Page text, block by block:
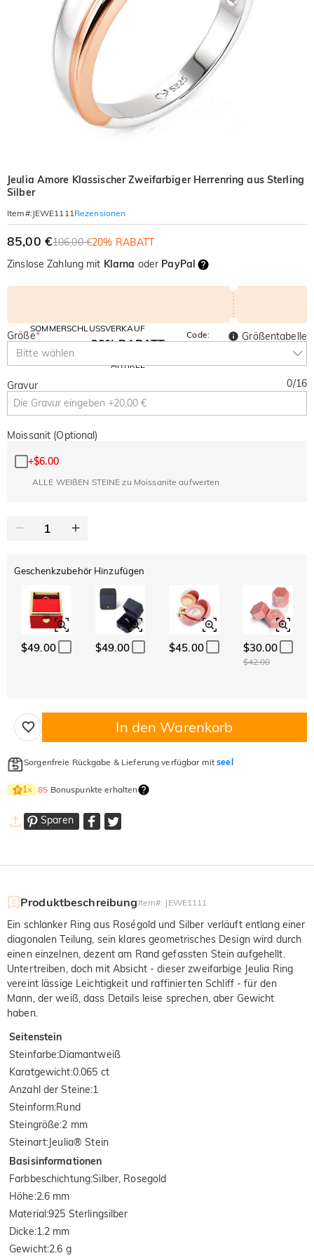
Jeulia Amore Klassischer Zweifarbiger Herrenring aus Sterling
Silber
Item#: JEWE1111Rezensionen
85,00 €106,00 €20% RABATT
Zinslose Zahlung mit Klarna oder PayPal
SOMMERSCHLUSSVERKAUF
10% RABATT
AUF ALLES
30% RABATT
ARTIKEL
Code:
SUMMER
Größe*
Bitte wählen
Größentabelle
Gravur 0/16
Moissanit (Optional)
+$6.00
ALLE WEIßEN STEINE zu Moissanite aufwerten
Geschenkzubehör Hinzufügen
$49.00 $49.00 $45.00 $30.00
$42.00
In den Warenkorb
Sorgenfreie Rückgabe & Lieferung verfügbar mitseel
1× 85 Bonuspunkte erhalten
Sparen
Produktbeschreibung Item#: JEWE1111
Ein schlanker Ring aus Roségold und Silber verläuft entlang einer
diagonalen Teilung, sein klares geometrisches Design wird durch
einen einzelnen, dezent am Rand gefassten Stein aufgehellt.
Untertreiben, doch mit Absicht - dieser zweifarbige Jeulia Ring
vereint lässige Leichtigkeit und raffinierten Schliff - für den
Mann, der weiß, dass Details leise sprechen, aber Gewicht
haben.
Seitenstein
Steinfarbe:Diamantweiß
Karatgewicht:0.065 ct
Anzahl der Steine:1
Steinform:Rund
Steingröße:2 mm
Steinart:Jeulia® Stein
Basisinformationen
Farbbeschichtung:Silber, Rosegold
Höhe:2.6 mm
Material:925 Sterlingsilber
Dicke:1.2 mm
Gewicht:2.6 g